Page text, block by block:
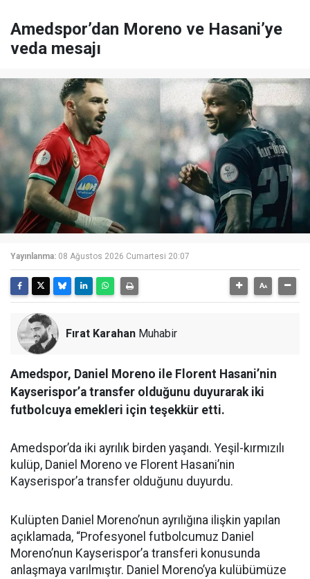
Amedspor’dan Moreno ve Hasani’ye
veda mesajı
Yayınlanma: 08 Ağustos 2026 Cumartesi 20:07
Fırat Karahan Muhabir
Amedspor, Daniel Moreno ile Florent Hasani’nin
Kayserispor’a transfer olduğunu duyurarak iki
futbolcuya emekleri için teşekkür etti.
Amedspor’da iki ayrılık birden yaşandı. Yeşil-kırmızılı
kulüp, Daniel Moreno ve Florent Hasani’nin
Kayserispor’a transfer olduğunu duyurdu.
Kulüpten Daniel Moreno’nun ayrılığına ilişkin yapılan
açıklamada, “Profesyonel futbolcumuz Daniel
Moreno’nun Kayserispor’a transferi konusunda
anlaşmaya varılmıştır. Daniel Moreno’ya kulübümüze